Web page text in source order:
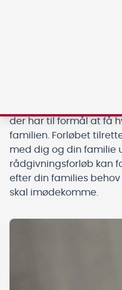
der har til formål at få
familien. Forløbet
med dig og din familie
rådgivningsforløb kan
efter din families
skal imødekomme.